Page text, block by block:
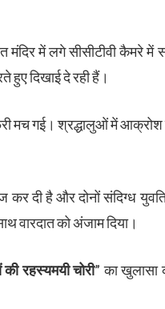
मंदिर में लगे सीसीटीवी कैमरे
हुए दिखाई दे रही हैं।
मच गई। श्रद्धालुओं में
दी है और दोनों संदिग्ध
वारदात को अंजाम दिया।
की रहस्यमयी चोरी” का खुलासा